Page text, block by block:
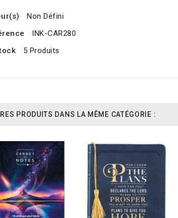
Non Défini
INK-CAR280
5 Produits
PRODUITS DANS LA MÊME CATÉGORIE :